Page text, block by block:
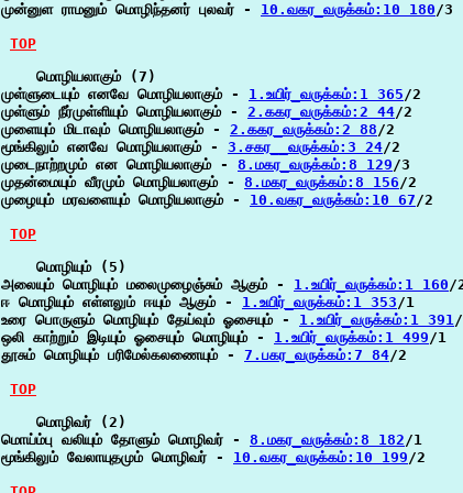
முன்னுள ராமனும் மொழிந்தனர் புலவர் - 10.வகர_வருக்கம்:10 180/3
TOP
    மொழியலாகும் (7)
முள்ளுடையும் எனவே மொழியலாகும் - 1.உயிர்_வருக்கம்:1 365/2
முள்ளும் நீர்முள்ளியும் மொழியலாகும் - 2.ககர_வருக்கம்:2 44/2
முளையும் மிடாவும் மொழியலாகும் - 2.ககர_வருக்கம்:2 88/2
மூங்கிலும் எனவே மொழியலாகும் - 3.சகர__வருக்கம்:3 24/2
முடைநாற்றமும் என மொழியலாகும் - 8.மகர_வருக்கம்:8 129/3
முதன்மையும் வீரமும் மொழியலாகும் - 8.மகர_வருக்கம்:8 156/2
முழையும் மரவளையும் மொழியலாகும் - 10.வகர_வருக்கம்:10 67/2
TOP
    மொழியும் (5)
அலையும் மொழியும் மலைமுழைஞ்சும் ஆகும் - 1.உயிர்_வருக்கம்:1 160/
ஈ மொழியும் எள்ளலும் ஈயும் ஆகும் - 1.உயிர்_வருக்கம்:1 353/1
உரை பொருளும் மொழியும் தேய்வும் ஓசையும் - 1.உயிர்_வருக்கம்:1 391
ஒலி காற்றும் இடியும் ஓசையும் மொழியும் - 1.உயிர்_வருக்கம்:1 499/1
தூசும் மொழியும் பரிமேல்கலணையும் - 7.பகர_வருக்கம்:7 84/2
TOP
    மொழிவர் (2)
மொய்ம்பு வலியும் தோளும் மொழிவர் - 8.மகர_வருக்கம்:8 182/1
மூங்கிலும் வேலாயுதமும் மொழிவர் - 10.வகர_வருக்கம்:10 199/2